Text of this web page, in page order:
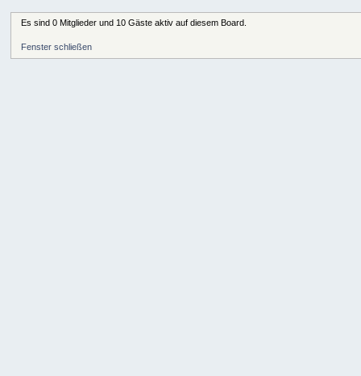
Es sind 0 Mitglieder und 10 Gäste aktiv auf diesem Board.
Fenster schließen